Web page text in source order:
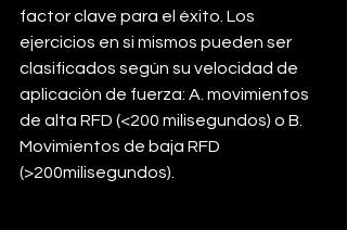
factor clave para el éxito. Los
ejercicios en si mismos pueden ser
clasificados según su velocidad de
aplicación de fuerza: A. movimientos
de alta RFD (<200 milisegundos) o B.
Movimientos de baja RFD
(>200milisegundos).